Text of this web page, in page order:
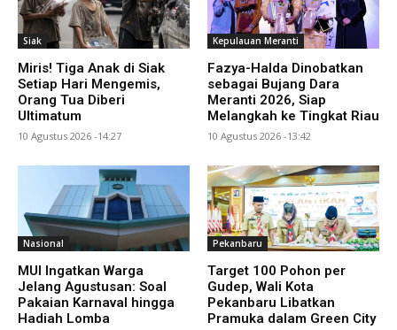
Siak
Miris! Tiga Anak di Siak
Setiap Hari Mengemis,
Orang Tua Diberi
Ultimatum
10 Agustus 2026 -14:27
Kepulauan Meranti
Fazya-Halda Dinobatkan
sebagai Bujang Dara
Meranti 2026, Siap
Melangkah ke Tingkat Riau
10 Agustus 2026 -13:42
Nasional
MUI Ingatkan Warga
Jelang Agustusan: Soal
Pakaian Karnaval hingga
Hadiah Lomba
Pekanbaru
Target 100 Pohon per
Gudep, Wali Kota
Pekanbaru Libatkan
Pramuka dalam Green City